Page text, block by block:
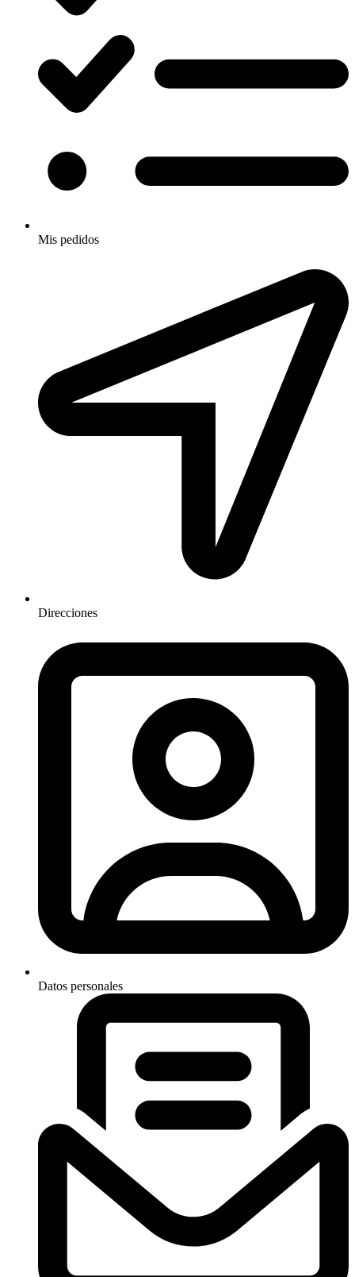
Mis pedidos
Direcciones
Datos personales